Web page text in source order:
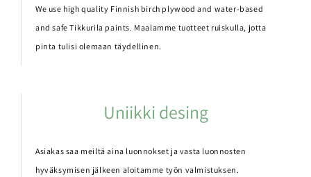
We use high quality Finnish birch plywood and water-based
and safe Tikkurila paints. Maalamme tuotteet ruiskulla, jotta
pinta tulisi olemaan täydellinen.
Uniikki desing
Asiakas saa meiltä aina luonnokset ja vasta luonnosten
hyväksymisen jälkeen aloitamme työn valmistuksen.